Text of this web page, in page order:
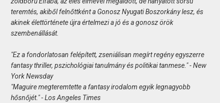
teremtés, akiből felnőttként a Gonosz Nyugati Boszorkány lesz, és
akinek élettörténete újra értelmezi a jó és a gonosz örök
szembenállását.
"Ez a fondorlatosan felépített, zseniálisan megírt regény egyszerre
fantasy thriller, pszichológiai tanulmány és politikai tanmese." - New
York Newsday
"Maguire megteremtette a fantasy irodalom egyik legnagyobb
hősnőjét." - Los Angeles Times